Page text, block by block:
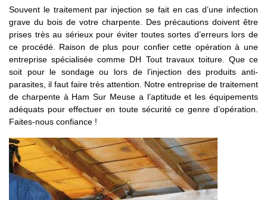
Souvent le traitement par injection se fait en cas d’une infection
grave du bois de votre charpente. Des précautions doivent être
prises très au sérieux pour éviter toutes sortes d’erreurs lors de
ce procédé. Raison de plus pour confier cette opération à une
entreprise spécialisée comme DH Tout travaux toiture. Que ce
soit pour le sondage ou lors de l’injection des produits anti-
parasites, il faut faire très attention. Notre entreprise de traitement
de charpente à Ham Sur Meuse a l’aptitude et les équipements
adéquats pour effectuer en toute sécurité ce genre d’opération.
Faites-nous confiance !